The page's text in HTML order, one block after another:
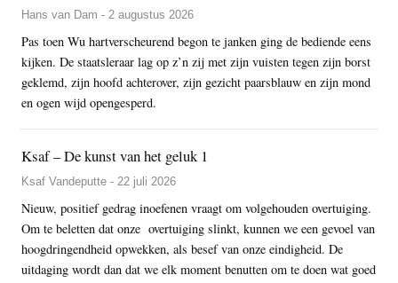
Hans van Dam - 2 augustus 2026
Pas toen Wu hartverscheurend begon te janken ging de bediende eens
kijken. De staatsleraar lag op z’n zij met zijn vuisten tegen zijn borst
geklemd, zijn hoofd achterover, zijn gezicht paarsblauw en zijn mond
en ogen wijd opengesperd.
Ksaf – De kunst van het geluk 1
Ksaf Vandeputte - 22 juli 2026
Nieuw, positief gedrag inoefenen vraagt om volgehouden overtuiging.
Om te beletten dat onze overtuiging slinkt, kunnen we een gevoel van
hoogdringendheid opwekken, als besef van onze eindigheid. De
uitdaging wordt dan dat we elk moment benutten om te doen wat goed